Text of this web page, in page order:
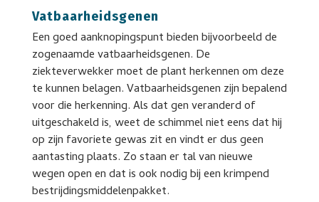
Vatbaarheidsgenen
Een goed aanknopingspunt bieden bijvoorbeeld de
zogenaamde vatbaarheidsgenen. De
ziekteverwekker moet de plant herkennen om deze
te kunnen belagen. Vatbaarheidsgenen zijn bepalend
voor die herkenning. Als dat gen veranderd of
uitgeschakeld is, weet de schimmel niet eens dat hij
op zijn favoriete gewas zit en vindt er dus geen
aantasting plaats. Zo staan er tal van nieuwe
wegen open en dat is ook nodig bij een krimpend
bestrijdingsmiddelenpakket.